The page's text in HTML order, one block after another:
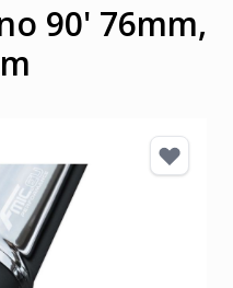
90' 76mm,